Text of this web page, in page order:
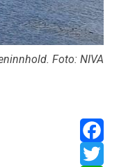
Foto: NIVA
Facebook